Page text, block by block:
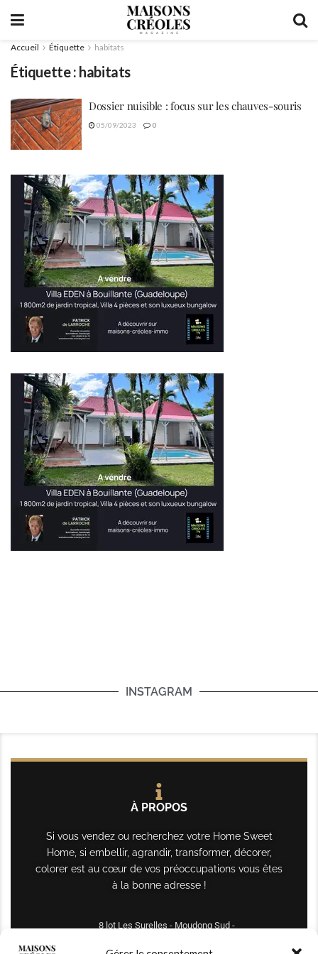
Accueil Étiquette habitats
Étiquette : habitats
Dossier nuisible : focus sur les chauves-souris
05/09/2023 0
INSTAGRAM
À PROPOS
Si vous vendez ou recherchez votre Home Sweet
Home, si embellir, agrandir, transformer, décorer,
colorer est au cœur de vos préoccupations vous êtes
à la bonne adresse !
8 lot Les Surelles - Moudong Sud -